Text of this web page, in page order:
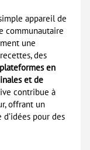
appareil de
communautaire
une
des
en
et de
contribue à
offrant un
pour des